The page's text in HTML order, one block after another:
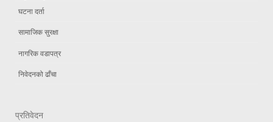
घटना दर्ता
सामाजिक सुरक्षा
नागरिक वडापत्र
निवेदनको ढाँचा
प्रतिवेदन